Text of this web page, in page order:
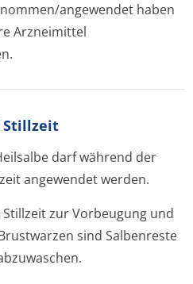
an­gewendet haben
Arzneimittel
Stillzeit
darf während der
angewendet werden.
zur Vorbeugung und
sind Salbenreste